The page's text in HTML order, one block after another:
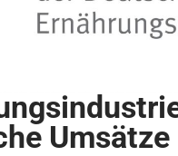
Umsätze